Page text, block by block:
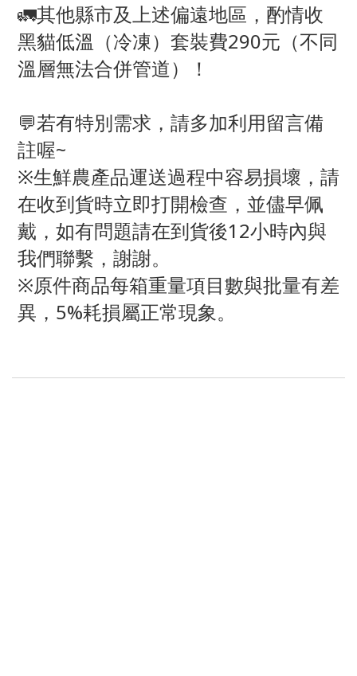
🚛其他縣市及上述偏遠地區，酌情收
黑貓低溫（冷凍）套裝費290元（不同
溫層無法合併管道）！
💬若有特別需求，請多加利用留言備
註喔~
※生鮮農產品運送過程中容易損壞，請
在收到貨時立即打開檢查，並儘早佩
戴，如有問題請在到貨後12小時內與
我們聯繫，謝謝。
※原件商品每箱重量項目數與批量有差
異，5%耗損屬正常現象。